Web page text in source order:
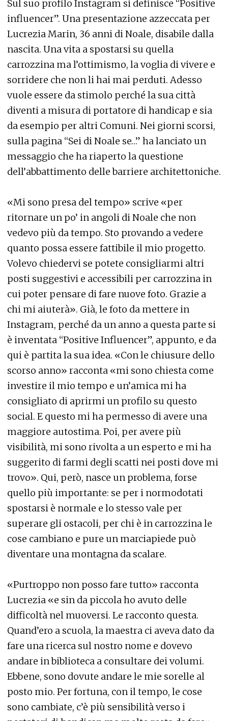
Sul suo profilo Instagram si definisce “Positive
influencer”. Una presentazione azzeccata per
Lucrezia Marin, 36 anni di Noale, disabile dalla
nascita. Una vita a spostarsi su quella
carrozzina ma l’ottimismo, la voglia di vivere e
sorridere che non li hai mai perduti. Adesso
vuole essere da stimolo perché la sua città
diventi a misura di portatore di handicap e sia
da esempio per altri Comuni. Nei giorni scorsi,
sulla pagina “Sei di Noale se…” ha lanciato un
messaggio che ha riaperto la questione
dell’abbattimento delle barriere architettoniche.
«Mi sono presa del tempo» scrive «per
ritornare un po’ in angoli di Noale che non
vedevo più da tempo. Sto provando a vedere
quanto possa essere fattibile il mio progetto.
Volevo chiedervi se potete consigliarmi altri
posti suggestivi e accessibili per carrozzina in
cui poter pensare di fare nuove foto. Grazie a
chi mi aiuterà». Già, le foto da mettere in
Instagram, perché da un anno a questa parte si
è inventata “Positive Influencer”, appunto, e da
qui è partita la sua idea. «Con le chiusure dello
scorso anno» racconta «mi sono chiesta come
investire il mio tempo e un’amica mi ha
consigliato di aprirmi un profilo su questo
social. E questo mi ha permesso di avere una
maggiore autostima. Poi, per avere più
visibilità, mi sono rivolta a un esperto e mi ha
suggerito di farmi degli scatti nei posti dove mi
trovo». Qui, però, nasce un problema, forse
quello più importante: se per i normodotati
spostarsi è normale e lo stesso vale per
superare gli ostacoli, per chi è in carrozzina le
cose cambiano e pure un marciapiede può
diventare una montagna da scalare.
«Purtroppo non posso fare tutto» racconta
Lucrezia «e sin da piccola ho avuto delle
difficoltà nel muoversi. Le racconto questa.
Quand’ero a scuola, la maestra ci aveva dato da
fare una ricerca sul nostro nome e dovevo
andare in biblioteca a consultare dei volumi.
Ebbene, sono dovute andare le mie sorelle al
posto mio. Per fortuna, con il tempo, le cose
sono cambiate, c’è più sensibilità verso i